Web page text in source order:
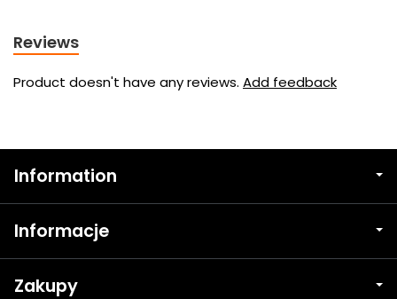
Reviews
Product doesn't have any reviews. Add feedback
Information
Informacje
Zakupy